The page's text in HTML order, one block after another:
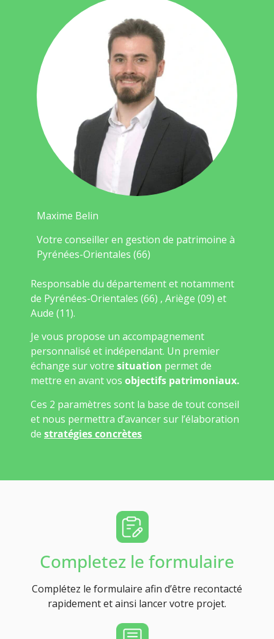
Maxime Belin
Votre conseiller en gestion de patrimoine à
Pyrénées-Orientales (66)
Responsable du département et notamment
de Pyrénées-Orientales (66) , Ariège (09) et
Aude (11).
Je vous propose un accompagnement
personnalisé et indépendant. Un premier
échange sur votre situation permet de
mettre en avant vos objectifs patrimoniaux.
Ces 2 paramètres sont la base de tout conseil
et nous permettra d’avancer sur l’élaboration
de stratégies concrètes
Completez le formulaire
Complétez le formulaire afin d’être recontacté
rapidement et ainsi lancer votre projet.